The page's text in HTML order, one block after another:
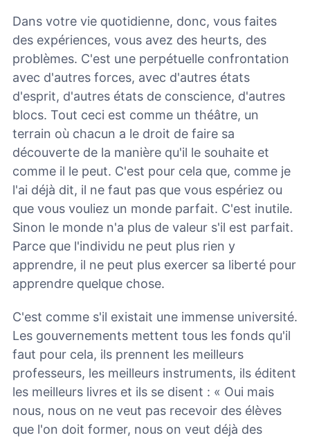
Dans votre vie quotidienne, donc, vous faites
des expériences, vous avez des heurts, des
problèmes. C'est une perpétuelle confrontation
avec d'autres forces, avec d'autres états
d'esprit, d'autres états de conscience, d'autres
blocs. Tout ceci est comme un théâtre, un
terrain où chacun a le droit de faire sa
découverte de la manière qu'il le souhaite et
comme il le peut. C'est pour cela que, comme je
l'ai déjà dit, il ne faut pas que vous espériez ou
que vous vouliez un monde parfait. C'est inutile.
Sinon le monde n'a plus de valeur s'il est parfait.
Parce que l'individu ne peut plus rien y
apprendre, il ne peut plus exercer sa liberté pour
apprendre quelque chose.
C'est comme s'il existait une immense université.
Les gouvernements mettent tous les fonds qu'il
faut pour cela, ils prennent les meilleurs
professeurs, les meilleurs instruments, ils éditent
les meilleurs livres et ils se disent : « Oui mais
nous, nous on ne veut pas recevoir des élèves
que l'on doit former, nous on veut déjà des